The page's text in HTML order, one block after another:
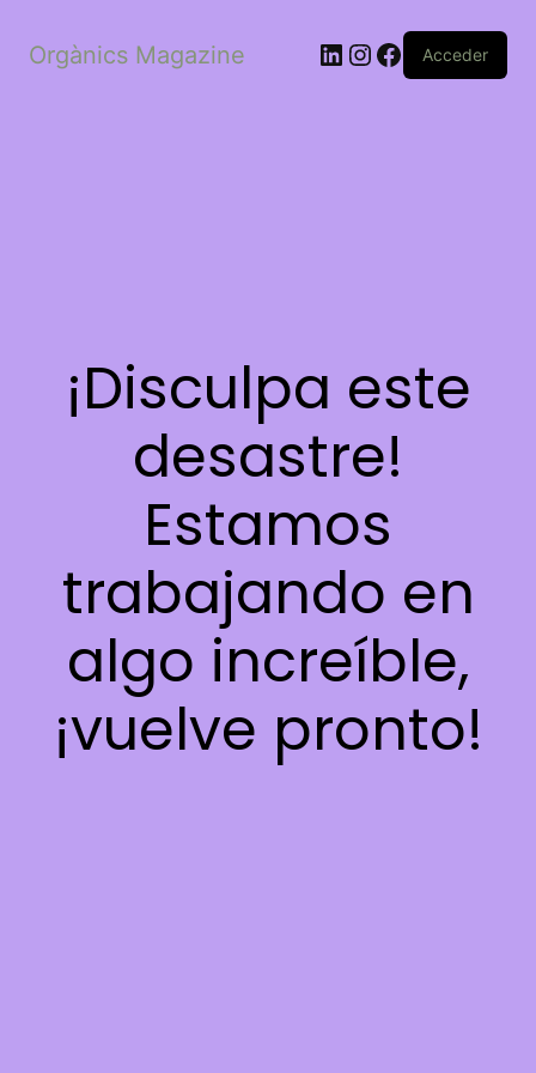
Orgànics Magazine LinkedIn
Instagram
Facebook
Acceder
¡Disculpa este
desastre!
Estamos
trabajando en
algo increíble,
¡vuelve pronto!